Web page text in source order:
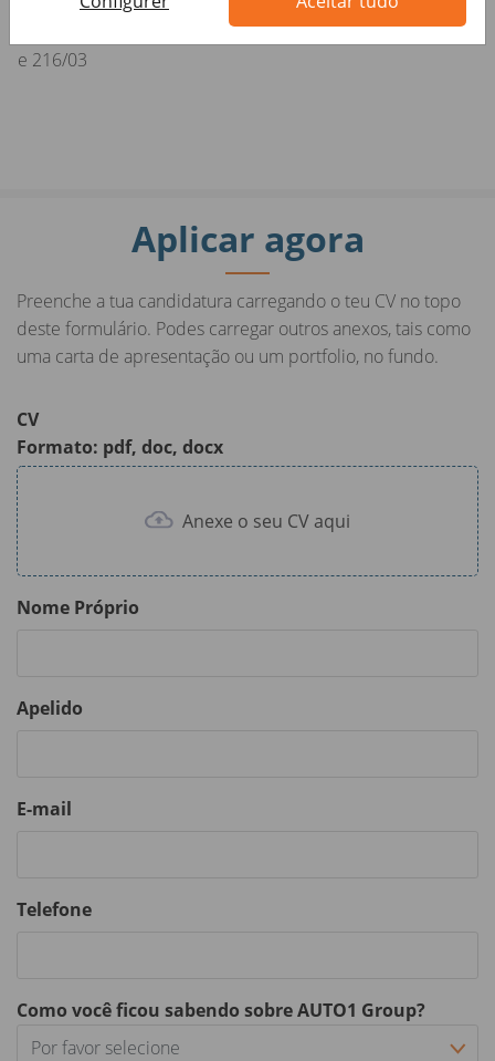
tutte le nazionalità, ai sensi dei decreti legislativi 215/03
e 216/03
Aplicar agora
Preenche a tua candidatura carregando o teu CV no topo
deste formulário. Podes carregar outros anexos, tais como
uma carta de apresentação ou um portfolio, no fundo.
CV
Formato: pdf, doc, docx
Anexe o seu CV aqui
Nome Próprio
Apelido
E-mail
Telefone
Como você ficou sabendo sobre AUTO1 Group?
Por favor selecione